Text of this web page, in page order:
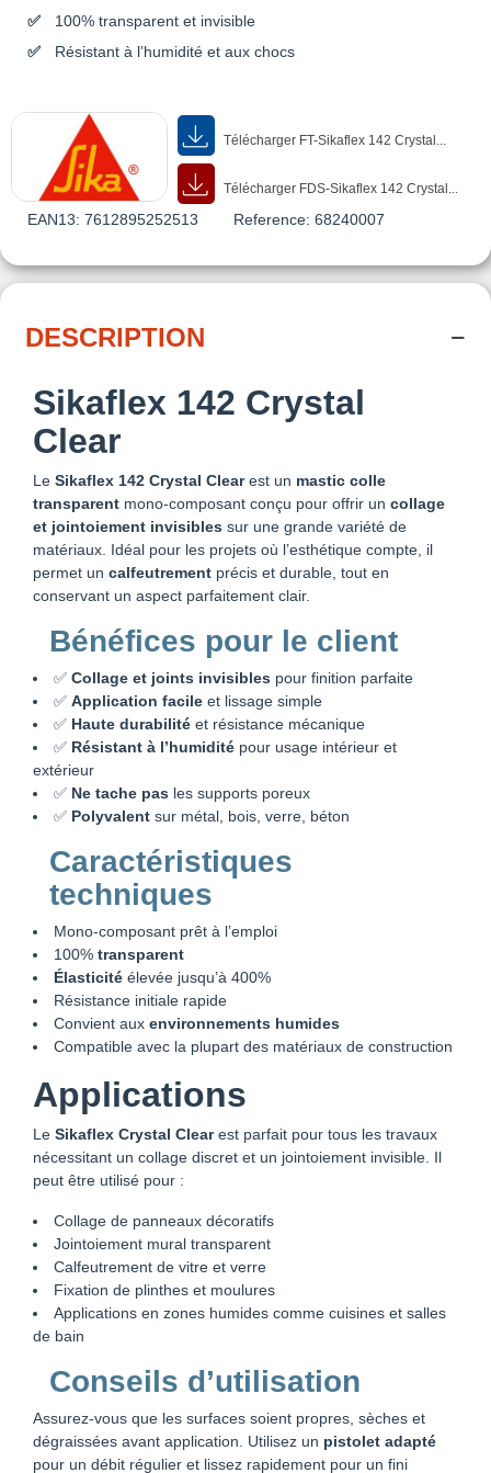
100% transparent et invisible
Résistant à l’humidité et aux chocs
Télécharger FT-Sikaflex 142 Crystal...
Télécharger FDS-Sikaflex 142 Crystal...
EAN13: 7612895252513 Reference: 68240007
DESCRIPTION
Sikaflex 142 Crystal
Clear
Le Sikaflex 142 Crystal Clearest un mastic colle
transparent mono-composant conçu pour offrir un collage
et jointoiement invisibles sur une grande variété de
matériaux. Idéal pour les projets où l’esthétique compte, il
permet un calfeutrement précis et durable, tout en
conservant un aspect parfaitement clair.
Bénéfices pour le client
✅ Collage et joints invisibles pour finition parfaite
✅ Application facile et lissage simple
✅ Haute durabilité et résistance mécanique
✅ Résistant à l’humidité pour usage intérieur et
extérieur
✅ Ne tache pas les supports poreux
✅ Polyvalent sur métal, bois, verre, béton
Caractéristiques
techniques
Mono-composant prêt à l’emploi
100% transparent
Élasticité élevée jusqu’à 400%
Résistance initiale rapide
Convient aux environnements humides
Compatible avec la plupart des matériaux de construction
Applications
Le Sikaflex Crystal Clearest parfait pour tous les travaux
nécessitant un collage discret et un jointoiement invisible. Il
peut être utilisé pour :
Collage de panneaux décoratifs
Jointoiement mural transparent
Calfeutrement de vitre et verre
Fixation de plinthes et moulures
Applications en zones humides comme cuisines et salles
de bain
Conseils d’utilisation
Assurez-vous que les surfaces soient propres, sèches et
dégraissées avant application. Utilisez un pistolet adapté
pour un débit régulier et lissez rapidement pour un fini